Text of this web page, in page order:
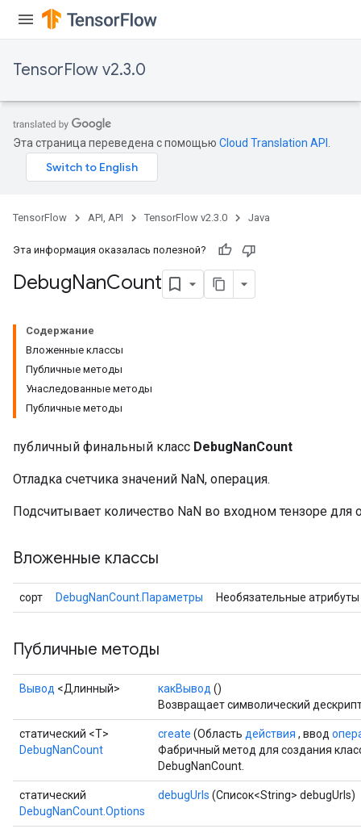
TensorFlow v2.3.0
Эта страница переведена с помощью Cloud Translation API
TensorFlow API, API TensorFlow v2.3.0 Java
Эта информация оказалась полезной?
DebugNanCount
Содержание
Вложенные классы
Публичные методы
Унаследованные методы
Публичные методы
публичный финальный класс DebugNanCount
Отладка счетчика значений NaN, операция.
Подсчитывает количество NaN во входном тензоре для
Вложенные классы
сорт DebugNanCount.Параметры Необязательные
Публичные методы
Вывод <Длинный> какВывод ()
Возвращает символический
статический <T>
DebugNanCount
create (Область действия , ввод
Фабричный метод для создания
DebugNanCount.
статический
DebugNanCount.Options
debugUrls (Список<String> debugUrls)